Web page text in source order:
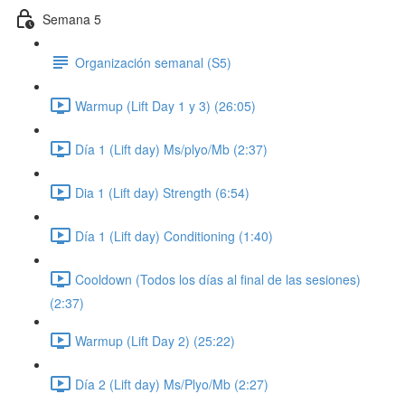
Semana 5
Organización semanal (S5)
Warmup (Lift Day 1 y 3) (26:05)
Día 1 (Lift day) Ms/plyo/Mb (2:37)
Dia 1 (Lift day) Strength (6:54)
Día 1 (Lift day) Conditioning (1:40)
Cooldown (Todos los días al final de las sesiones)
(2:37)
Warmup (Lift Day 2) (25:22)
Día 2 (Lift day) Ms/Plyo/Mb (2:27)